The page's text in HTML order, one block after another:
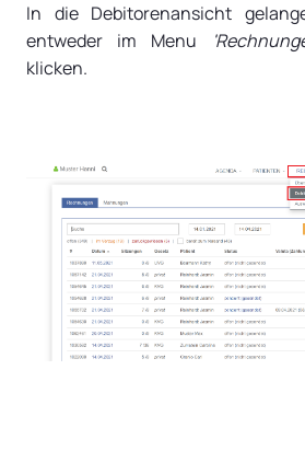
In die Debitorenansicht
entweder im Menu
klicken.